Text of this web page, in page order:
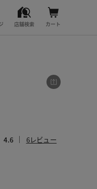
店舗検索 カート
4.6 6レビュー